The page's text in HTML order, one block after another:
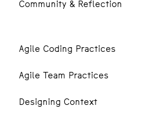
Community & Reflection
Agile Coding Practices
Agile Team Practices
Designing Context